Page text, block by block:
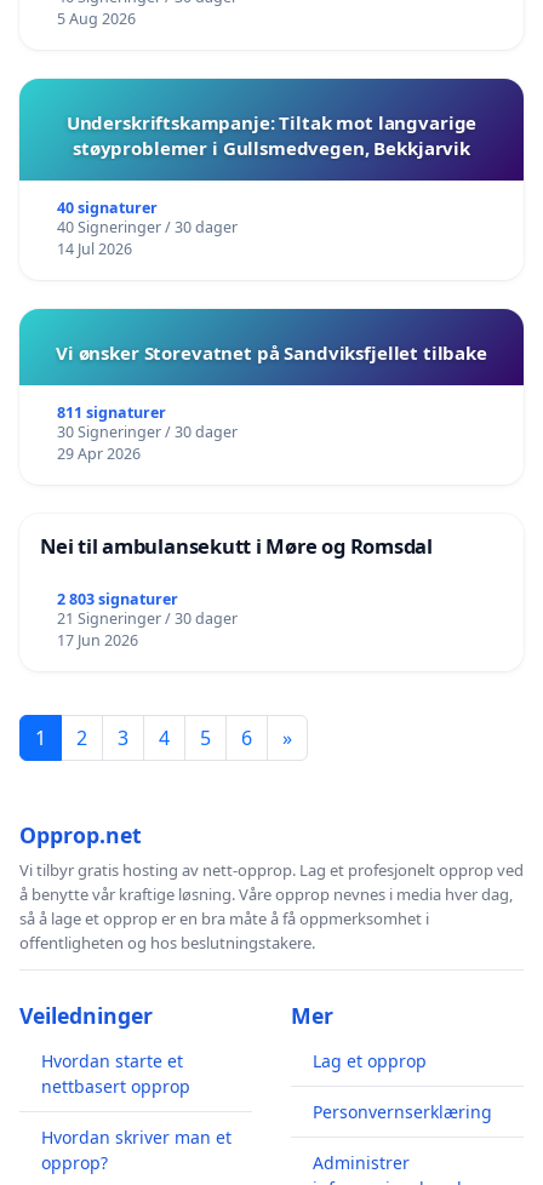
5 Aug 2026
Underskriftskampanje: Tiltak mot langvarige
støyproblemer i Gullsmedvegen, Bekkjarvik
40 signaturer
40 Signeringer / 30 dager
14 Jul 2026
Vi ønsker Storevatnet på Sandviksfjellet tilbake
811 signaturer
30 Signeringer / 30 dager
29 Apr 2026
Nei til ambulansekutt i Møre og Romsdal
2 803 signaturer
21 Signeringer / 30 dager
17 Jun 2026
1 2 3 4 5 6 »
Opprop.net
Vi tilbyr gratis hosting av nett-opprop. Lag et profesjonelt opprop ved
å benytte vår kraftige løsning. Våre opprop nevnes i media hver dag,
så å lage et opprop er en bra måte å få oppmerksomhet i
offentligheten og hos beslutningstakere.
Veiledninger
Hvordan starte et
nettbasert opprop
Hvordan skriver man et
opprop?
Mer
Lag et opprop
Personvernserklæring
Administrer